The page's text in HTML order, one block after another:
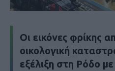
Οι εικόνες φρίκης
οικολογική
εξέλιξη στη Ρόδο με